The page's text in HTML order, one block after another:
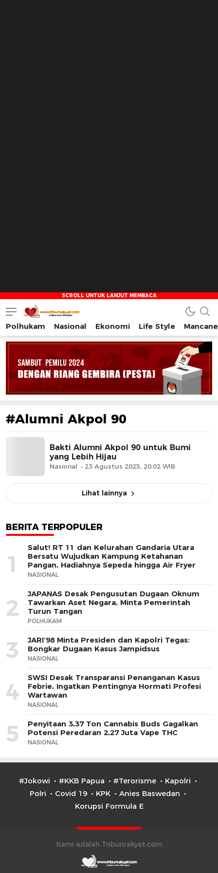
Tribun Rakyat
Tulus – Terdepan – Diharapkan
Polhukam Nasional Ekonomi Life Style
#Alumni Akpol 90
Bakti Alumni Akpol 90 untuk Bumi
yang Lebih Hijau
Nasional 23 Agustus 2025, 20:02 WIB
Lihat lainnya
BERITA TERPOPULER
1
Salut! RT 11 dan Kelurahan Gandaria Utara
Bersatu Wujudkan Kampung Ketahanan
Pangan, Hadiahnya Sepeda hingga Air Fryer
NASIONAL
2
JAPANAS Desak Pengusutan Dugaan Oknum
Tawarkan Aset Negara, Minta Pemerintah
Turun Tangan
POLHUKAM
3
JARI’98 Minta Presiden dan Kapolri Tegas:
Bongkar Dugaan Kasus Jampidsus
NASIONAL
4
SWSI Desak Transparansi Penanganan Kasus
Febrie, Ingatkan Pentingnya Hormati Profesi
Wartawan
NASIONAL
5
Penyitaan 3,37 Ton Cannabis Buds Gagalkan
Potensi Peredaran 2,27 Juta Vape THC
NASIONAL
#Jokowi #KKB Papua #Terorisme
Kapolri
Polri
Covid 19 KPK
Anies Baswedan
Korupsi Formula E
Kami adalah Tribunrakyat.com